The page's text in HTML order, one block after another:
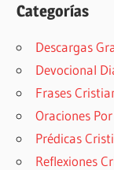
Categorías
Descargas
Devocional
Frases
Oraciones
Prédicas
Reflexiones